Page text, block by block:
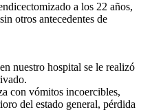
a los 22 años,
otros antecedentes de
nuestro hospital se le realizó
con vómitos incoercibles,
del estado general, pérdida